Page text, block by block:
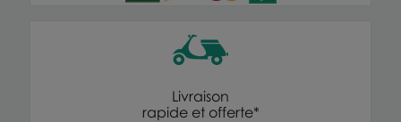
Livraison
rapide et offerte*